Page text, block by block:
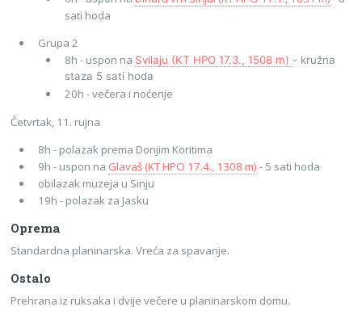
sati hoda
Grupa 2
8h - uspon na Svilaju (KT HPO 17.3., 1508 m) - kružna
staza 5 sati hoda
20h - večera i noćenje
Četvrtak, 11. rujna
8h - polazak prema Donjim Koritima
9h - uspon na Glavaš (KT HPO 17.4., 1308 m) - 5 sati hoda
obilazak muzeja u Sinju
19h - polazak za Jasku
Oprema
Standardna planinarska. Vreća za spavanje.
Ostalo
Prehrana iz ruksaka i dvije večere u planinarskom domu.